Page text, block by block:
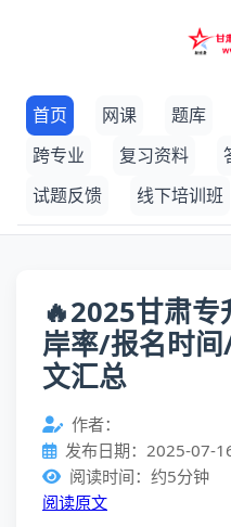
首页 网课 题库
跨专业
复习资料
试题反馈
线下培训班
🔥2025甘肃
岸率/报名时
文汇总
作者：
发布日期：2025-07-
阅读时间：约5分钟
阅读原文